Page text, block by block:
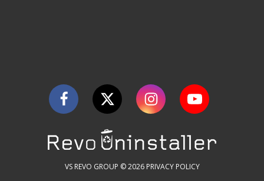
VS REVO GROUP © 2026 PRIVACY POLICY